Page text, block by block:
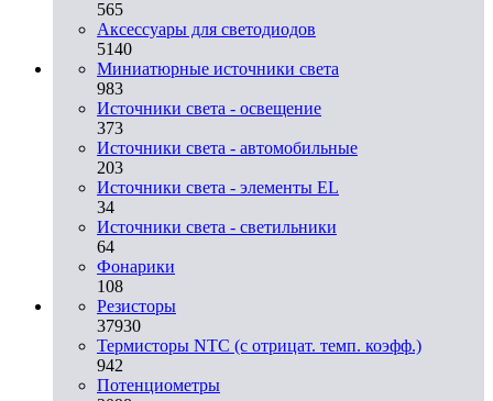
565
Аксессуары для светодиодов
5140
Миниатюрные источники света
983
Источники света - освещение
373
Источники света - автомобильные
203
Источники света - элементы EL
34
Источники света - светильники
64
Фонарики
108
Резисторы
37930
Термисторы NTC (с отрицат. темп. коэфф.)
942
Потенциометры